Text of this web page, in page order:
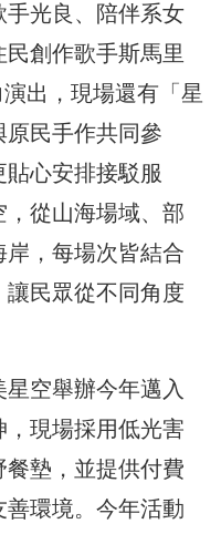
光良、陪伴系女
創作歌手斯馬里
出，現場還有「星
民手作共同參
心安排接駁服
從山海場域、部
，每場次皆結合
民眾從不同角度
空舉辦今年邁入
現場採用低光害
墊，並提供付費
環境。今年活動